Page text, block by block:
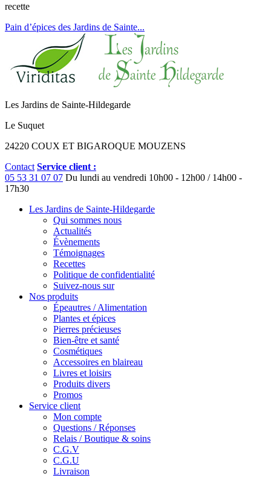
recette
Pain d’épices des Jardins de Sainte...
Les Jardins de Sainte-Hildegarde
Le Suquet
24220 COUX ET BIGAROQUE MOUZENS
Contact Service client :
05 53 31 07 07 Du lundi au vendredi 10h00 - 12h00 / 14h00 -
17h30
Les Jardins de Sainte-Hildegarde
Qui sommes nous
Actualités
Évènements
Témoignages
Recettes
Politique de confidentialité
Suivez-nous sur
Nos produits
Épeautres / Alimentation
Plantes et épices
Pierres précieuses
Bien-être et santé
Cosmétiques
Accessoires en blaireau
Livres et loisirs
Produits divers
Promos
Service client
Mon compte
Questions / Réponses
Relais / Boutique & soins
C.G.V
C.G.U
Livraison